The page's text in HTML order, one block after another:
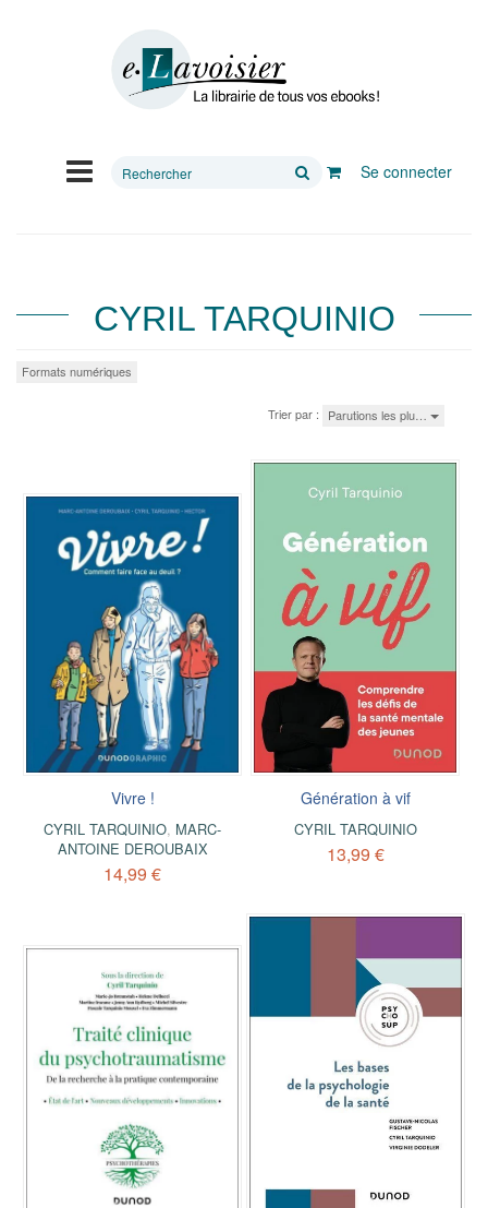
Rechercher
Se connecter
CYRIL TARQUINIO
Formats numériques
Trier par : Parutions les plu…
Vivre !
CYRIL TARQUINIO, MARC-
ANTOINE DEROUBAIX
14,99 €
Génération à vif
CYRIL TARQUINIO
13,99 €